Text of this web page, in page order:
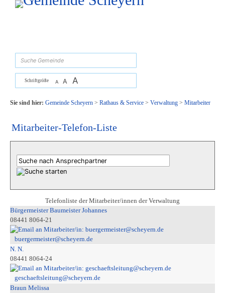
Zum Inhalt, zur Navigationoder zur Startseite springen.
Schriftgröße A A A
Sie sind hier: Gemeinde Scheyern> Rathaus & Service> Verwaltung> Mitarbeiter
Mitarbeiter-Telefon-Liste
Telefonliste der Mitarbeiter/innen der Verwaltung
Bürgermeister Baumeister Johannes
08441 8064-21
buergermeister@scheyern.de
N. N.
08441 8064-24
geschaeftsleitung@scheyern.de
Braun Melissa